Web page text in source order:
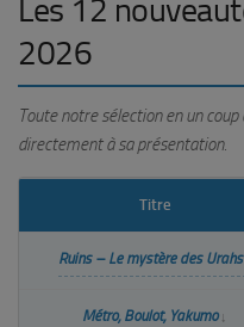
Les 12
2026
Toute notre sélection en un
directement à sa présentation.
Titre
Ruins – Le mystère des Urahs
Métro, Boulot, Yakumo